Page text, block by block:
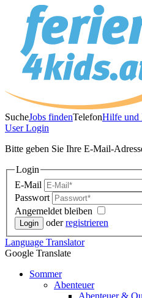
SucheJobs findenTelefonHilfe und
UserLogin
Bitte geben Sie Ihre E-Mail-
Login
E-Mail
Passwort
Angemeldet bleiben
oderregistrieren
Language Translator
Google Translate
Sommer
Abenteuer
Abenteuer &